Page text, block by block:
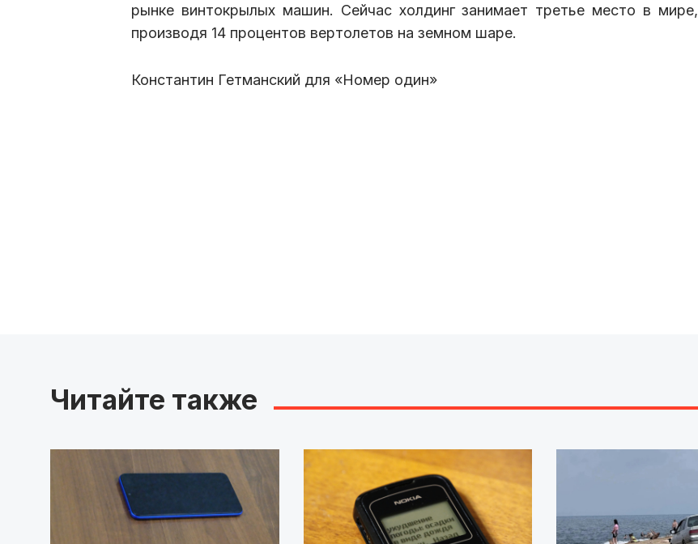
рынке винтокрылых машин. Сейчас холдинг занимает третье место в мире,
производя 14 процентов вертолетов на земном шаре.
Константин Гетманский для «Номер один»
Читайте также